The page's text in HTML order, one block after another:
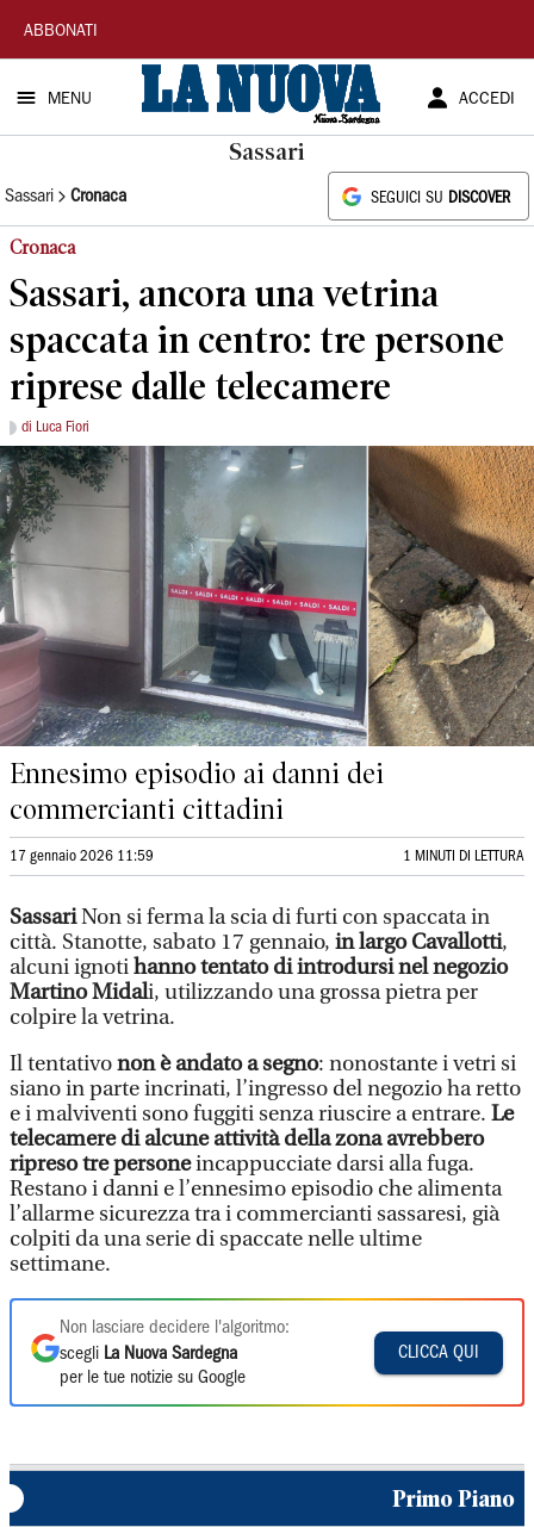
La
Nuova
Sardegna
ABBONATI
MENU ACCEDI
Sassari
Sassari Cronaca SEGUICI SU DISCOVER
Cronaca
Sassari, ancora una vetrina
spaccata in centro: tre persone
riprese dalle telecamere
di Luca Fiori
Ennesimo episodio ai danni dei
commercianti cittadini
17 gennaio 2026 11:59 1 MINUTI DI LETTURA
SassariNon si ferma la scia di furti con spaccata in
città. Stanotte, sabato 17 gennaio, in largo Cavallotti,
alcuni ignotihanno tentato di introdursi nel negozio
Martino Midali, utilizzando una grossa pietra per
colpire la vetrina.
Il tentativonon è andato a segno: nonostante i vetri si
siano in parte incrinati, l’ingresso del negozio ha retto
e i malviventi sono fuggiti senza riuscire a entrare. Le
telecamere di alcune attività della zona avrebbero
ripreso tre personeincappucciate darsi alla fuga.
Restano i danni e l’ennesimo episodio che alimenta
l’allarme sicurezza tra i commercianti sassaresi, già
colpiti da una serie di spaccate nelle ultime
settimane.
Non lasciare decidere l'algoritmo:
scegli La Nuova Sardegna
per le tue notizie su Google
CLICCA QUI
Primo Piano